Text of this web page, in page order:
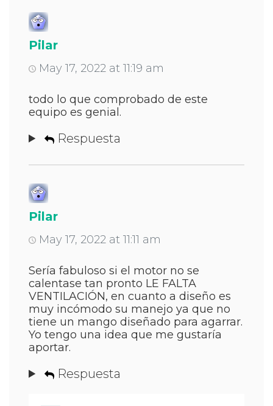
Pilar
May 17, 2022 at 11:19 am
todo lo que comprobado de este
equipo es genial.
Respuesta
Pilar
May 17, 2022 at 11:11 am
Sería fabuloso si el motor no se
calentase tan pronto LE FALTA
VENTILACIÓN, en cuanto a diseño es
muy incómodo su manejo ya que no
tiene un mango diseñado para agarrar.
Yo tengo una idea que me gustaría
aportar.
Respuesta